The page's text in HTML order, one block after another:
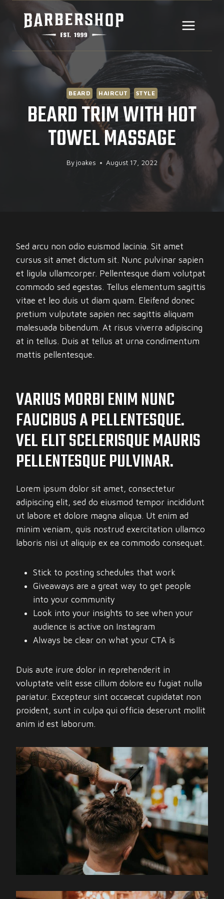
BEARD HAIRCUT STYLE
BEARD TRIM WITH HOT
TOWEL MASSAGE
By joakes August 17, 2022
Sed arcu non odio euismod lacinia. Sit amet
cursus sit amet dictum sit. Nunc pulvinar sapien
et ligula ullamcorper. Pellentesque diam volutpat
commodo sed egestas. Tellus elementum sagittis
vitae et leo duis ut diam quam. Eleifend donec
pretium vulputate sapien nec sagittis aliquam
malesuada bibendum. At risus viverra adipiscing
at in tellus. Duis at tellus at urna condimentum
mattis pellentesque.
VARIUS MORBI ENIM NUNC
FAUCIBUS A PELLENTESQUE.
VEL ELIT SCELERISQUE MAURIS
PELLENTESQUE PULVINAR.
Lorem ipsum dolor sit amet, consectetur
adipiscing elit, sed do eiusmod tempor incididunt
ut labore et dolore magna aliqua. Ut enim ad
minim veniam, quis nostrud exercitation ullamco
laboris nisi ut aliquip ex ea commodo consequat.
Stick to posting schedules that work
Giveaways are a great way to get people
into your community
Look into your insights to see when your
audience is active on Instagram
Always be clear on what your CTA is
Duis aute irure dolor in reprehenderit in
voluptate velit esse cillum dolore eu fugiat nulla
pariatur. Excepteur sint occaecat cupidatat non
proident, sunt in culpa qui officia deserunt mollit
anim id est laborum.